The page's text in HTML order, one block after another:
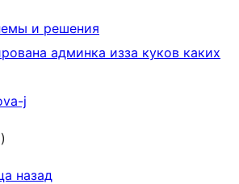
и решения
админка изза куков каких
j
назад